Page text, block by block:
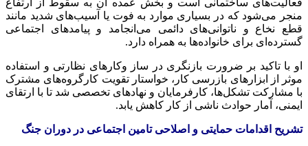
منجر می‌شود که در بسیاری موارد به فوت یا آسیب‌های شدید مانند
قطع نخاع و ناتوانی‌های دائمی می‌انجامد و پیامدهای اجتماعی
گسترده‌ای برای خانواده‌ها به همراه دارد.
او با تاکید بر ضرورت بازنگری در ساز وکارهای نظارتی و استفاده
موثر از ابزارهای بازرسی کار، خواستار تقویت کارگروه‌های مشترک
با مشارکت تشکل‌ها، کارفرمایان و نهادهای تخصصی شد تا با ارتقای
ایمنی، آمار حوادث ناشی از کار کاهش یابد.
تشریح اقدامات حمایتی و اصلاحی تامین اجتماعی در دوران جنگ